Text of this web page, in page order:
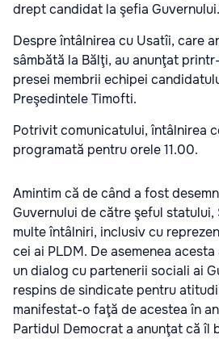
drept candidat la şefia Guvernului.
Despre întâlnirea cu Usatîi, care
sâmbătă la Bălţi, au anunţat
presei membrii echipei
Preşedintele Timofti.
Potrivit comunicatului, întâlnirea
programată pentru orele 11.00.
Amintim că de când a fost
Guvernului de către şeful statului,
multe întâlniri, inclusiv cu
cei ai PLDM. De asemenea
un dialog cu partenerii sociali ai
respins de sindicate pentru
manifestat-o faţă de acestea în
Partidul Democrat a anunţat că îl